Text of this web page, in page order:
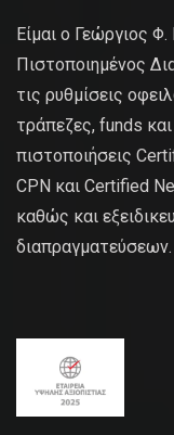
Είμαι ο Γεώργιος
Πιστοποιημένος
τις ρυθμίσεις
τράπεζες, funds
πιστοποιήσεις
CPN και Certified
καθώς και
διαπραγματεύσεων.